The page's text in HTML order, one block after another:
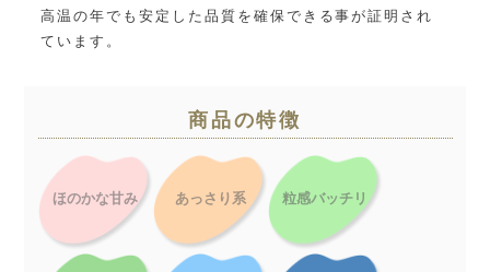
高温の年でも安定した品質を確保できる事が証明され
ています。
商品の特徴
ほのかな甘み あっさり系 粒感バッチリ